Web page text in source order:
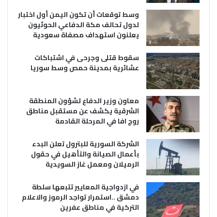
وسط توقعات أن تكون اليمن أول اختبار
لدول تحالف مكة الدفاعي الحوثيون
يعلنون استهداف مصفاة سعودية
سقوط قتلى وجرحى في اشتباكات
عشائرية بمدينة حمص وسط سوريا
معاون وزير الدفاع لشؤون المنطقة
الشرقية يكشف عن مستقبل مناطق
روج افا في المرحلة القادمة
الشركة السورية للبترول تعلن البدء
بأعمال الصيانة والتأهيل في حقول
الرميلان ومعمل غاز السويدية
في ازدواجية المعايير تتبعها سلطة
دمشق ..استمرار تواجد الرموز والاعلام
التركية في مناطق عفرين